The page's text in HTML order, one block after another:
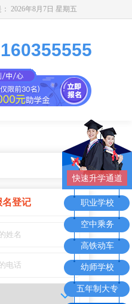
2026年8月7日 星期五
名登记
快速升学通道
职业学校
空中乘务
高铁动车
幼师学校
五年制大专